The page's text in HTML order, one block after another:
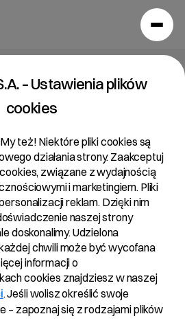
1/2025
poufne.
– Ustawienia plików
cookies
też! Niektóre pliki cookies są
działania strony. Zaakceptuj
związane z wydajnością
i marketingiem. Pliki
reklam. Dzięki nim
naszej strony
doskonalimy. Udzielona
chwili może być wycofana
informacji o
cookies znajdziesz w naszej
. Jeśli wolisz określić swoje
– zapoznaj się z rodzajami plików